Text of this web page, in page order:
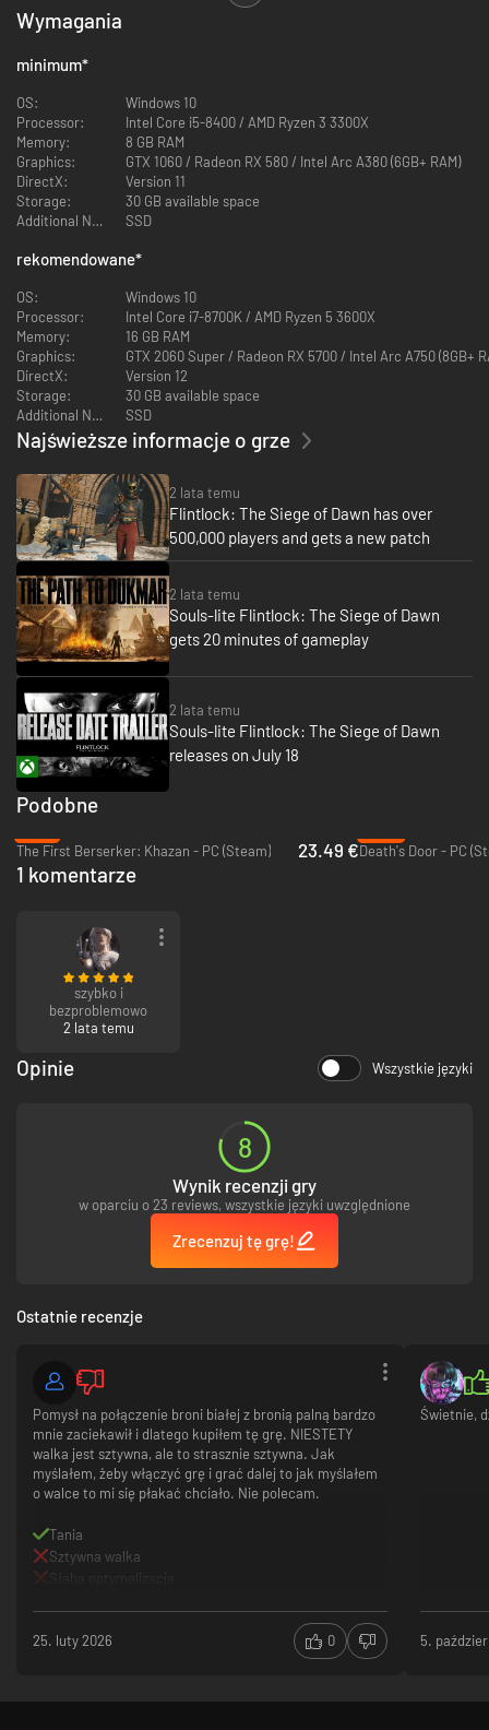
wyruszą na wyprawę, aby dokonać zemsty na bogach. Nor jest
Po drodze zyskasz nowe umiejętności walki i przemieszczania się, a
stanowić duet, z którym trzeba się liczyć.
Wybuchowe souls-lite
Flintlock zawiera elementy gatunku souls-like i nasyca je szybką
mobilnością, co przekłada się na dynamiczną, wybuchową walkę.
Przeplataj walkę wręcz, broń palną oraz magię w rytmicznych
śmiercionośny taniec. Użyj zdolności prochu strzelniczego Nor,
wysoka albo szybko wycofaj się z niebezpiecznych sytuacji.
Świat naznaczony przez bogów
Wypuszczeni na świat, mściwi bogowie wpadli w szał, chcąc wywołać
chaos i upadek ludzkości. Przemierzaj spustoszoną krainę Kian,
korzystaj z magii Enkiego oraz portali, aby śmigać w przestworzach i
walczyć z hordami nieumarłych. Odkryj nowe wyposażenie,
starcie z bogami.
Wymagania
minimum*
OS:
Windows 10
Processor:
Intel Core i5-8400 / AMD Ryzen 3 3300X
Memory:
8 GB RAM
Graphics:
GTX 1060 / Radeon RX 580 / Intel Arc A380 (6GB+ RAM)
DirectX:
Version 11
Storage:
30 GB available space
Additional Notes:
SSD
rekomendowane*
OS:
Windows 10
Processor:
Intel Core i7-8700K / AMD Ryzen 5 3600X
Memory:
16 GB RAM
Graphics:
GTX 2060 Super / Radeon RX 5700 / Intel Arc A750 (8GB+
DirectX:
Version 12
Storage:
30 GB available space
Additional Notes:
SSD
Najświeższe informacje o grze
2 lata temu
Flintlock: The Siege of Dawn has over
500,000 players and gets a new patch
2 lata temu
Souls-lite Flintlock: The Siege of Dawn
gets 20 minutes of gameplay
2 lata temu
Souls-lite Flintlock: The Siege of Dawn
releases on July 18
Podobne
The First Berserker: Khazan - PC (Steam)
23.49 €Death's Door - PC
1 komentarze
szybko i
bezproblemowo
2 lata temu
Opinie Wszystkie języki
8
Wynik recenzji gry
w oparciu o 23 reviews, wszystkie języki uwzględnione
Zrecenzuj tę grę!
Ostatnie recenzje
Pomysł na połączenie broni białej z bronią palną bardzo
mnie zaciekawił i dlatego kupiłem tę grę. NIESTETY
walka jest sztywna, ale to strasznie sztywna. Jak
myślałem, żeby włączyć grę i grać dalej to jak myślałem
o walce to mi się płakać chciało. Nie polecam.
Tania
Sztywna walka
25. luty 2026 0
Świetnie,
5.